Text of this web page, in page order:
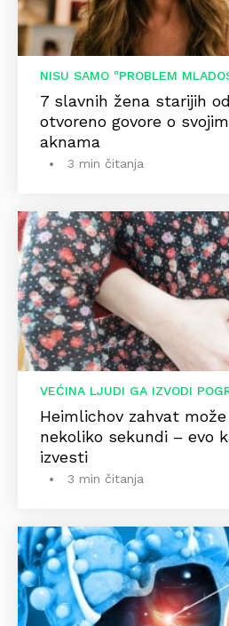
NISU SAMO "PROBLEM
7 slavnih žena starijih
otvoreno govore o
aknama
3 min čitanja
VEĆINA LJUDI GA IZVODI
Heimlichov zahvat
nekoliko sekundi – evo
izvesti
3 min čitanja